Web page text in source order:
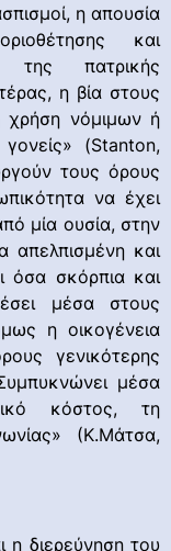
η απουσία
και
της πατρικής
η βία στους
χρήση νόμιμων ή
(Stanton,
τους όρους
να έχει
μία ουσία, στην
απελπισμένη και
όσα σκόρπια και
μέσα στους
η οικογένεια
γενικότερης
μέσα
κόστος, τη
(Κ.Μάτσα,
η διερεύνηση του